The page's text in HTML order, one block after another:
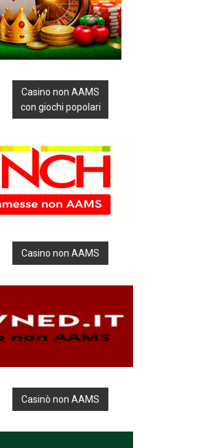
Casino non AAMS
con giochi popolari
Casino non AAMS
Casinò non AAMS